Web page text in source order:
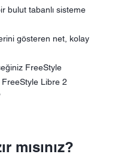
bulut tabanlı sisteme
gösteren net, kolay
FreeStyle
FreeStyle Libre 2
mısınız?